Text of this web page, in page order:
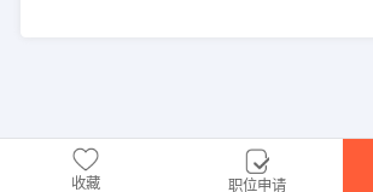
收藏 职位申请